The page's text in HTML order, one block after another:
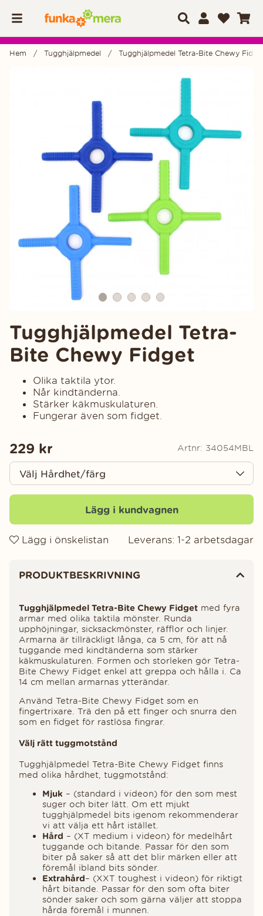
Hem Tugghjälpmedel Tugghjälpmedel Tetra-Bite Chewy
Tugghjälpmedel Tetra-
Bite Chewy Fidget
Olika taktila ytor.
Når kindtänderna.
Stärker käkmuskulaturen.
Fungerar även som fidget.
229 kr Artnr: 34054MBL
Lägg i kundvagnen
Lägg i önskelistan Leverans: 1-2 arbetsdagar
PRODUKTBESKRIVNING
Tugghjälpmedel Tetra-Bite Chewy Fidget med fyra
armar med olika taktila mönster. Runda
upphöjningar, sicksackmönster, räfflor och linjer.
Armarna är tillräckligt långa, ca 5 cm, för att nå
tuggande med kindtänderna som stärker
käkmuskulaturen. Formen och storleken gör Tetra-
Bite Chewy Fidget enkel att greppa och hålla i. Ca
14 cm mellan armarnas ytterändar.
Använd Tetra-Bite Chewy Fidget som en
fingertrixare. Trä den på ett finger och snurra den
som en fidget för rastlösa fingrar.
Välj rätt tuggmotstånd
Tugghjälpmedel Tetra-Bite Chewy Fidget finns
med olika hårdhet, tuggmotstånd:
Mjuk – (standard i videon) för den som mest
suger och biter lätt. Om ett mjukt
tugghjälpmedel bits igenom rekommenderar
vi att välja ett hårt istället.
Hård – (XT medium i videon) för medelhårt
tuggande och bitande. Passar för den som
biter på saker så att det blir märken eller att
föremål ibland bits sönder.
Extrahård– (XXT toughest i videon) för riktigt
hårt bitande. Passar för den som ofta biter
sönder saker och som gärna väljer att stoppa
hårda föremål i munnen.